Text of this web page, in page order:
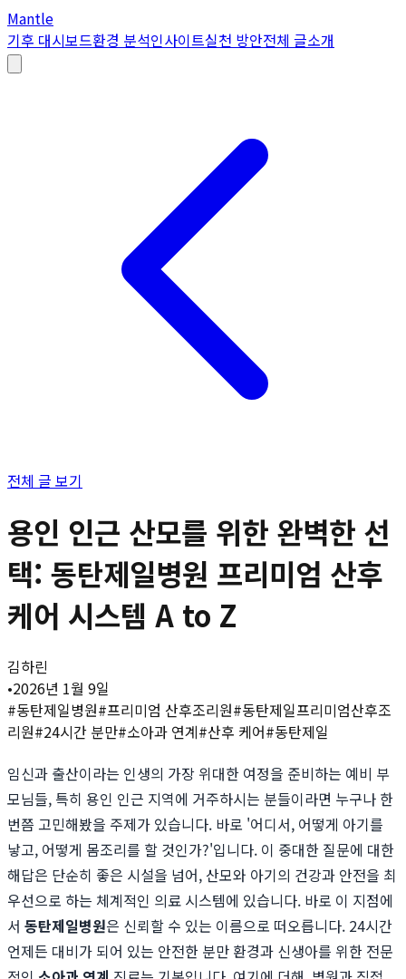
Mantle
기후 대시보드환경 분석인사이트실천 방안전체 글소개
전체 글 보기
용인 인근 산모를 위한 완벽한 선
택: 동탄제일병원 프리미엄 산후
케어 시스템 A to Z
김하린
•2026년 1월 9일
#동탄제일병원#프리미엄 산후조리원#동탄제일프리미엄산후조
리원#24시간 분만#소아과 연계#산후 케어#동탄제일
임신과 출산이라는 인생의 가장 위대한 여정을 준비하는 예비 부
모님들, 특히 용인 인근 지역에 거주하시는 분들이라면 누구나 한
번쯤 고민해봤을 주제가 있습니다. 바로 '어디서, 어떻게 아기를
낳고, 어떻게 몸조리를 할 것인가?'입니다. 이 중대한 질문에 대한
해답은 단순히 좋은 시설을 넘어, 산모와 아기의 건강과 안전을 최
우선으로 하는 체계적인 의료 시스템에 있습니다. 바로 이 지점에
서 동탄제일병원은 신뢰할 수 있는 이름으로 떠오릅니다. 24시간
언제든 대비가 되어 있는 안전한 분만 환경과 신생아를 위한 전문